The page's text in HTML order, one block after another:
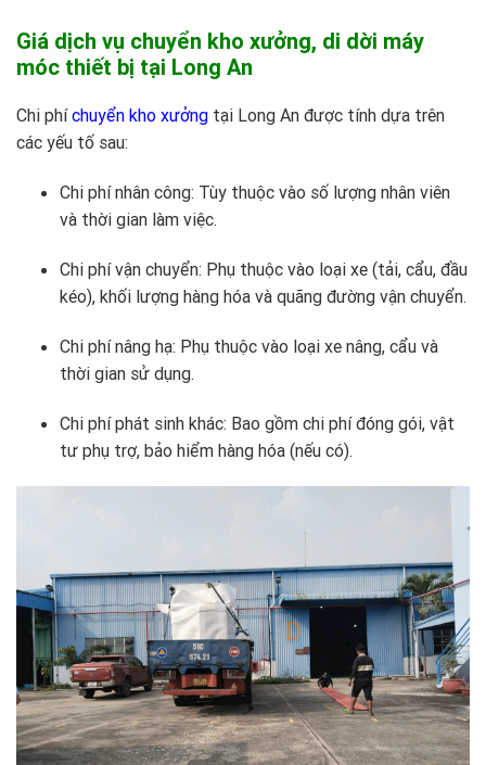
Giá dịch vụ chuyển kho xưởng, di dời máy
móc thiết bị tại Long An
Chi phíchuyển kho xưởng tại Long An được tính dựa trên
các yếu tố sau:
Chi phí nhân công: Tùy thuộc vào số lượng nhân viên
và thời gian làm việc.
Chi phí vận chuyển: Phụ thuộc vào loại xe (tải, cẩu, đầu
kéo), khối lượng hàng hóa và quãng đường vận chuyển.
Chi phí nâng hạ: Phụ thuộc vào loại xe nâng, cẩu và
thời gian sử dụng.
Chi phí phát sinh khác: Bao gồm chi phí đóng gói, vật
tư phụ trợ, bảo hiểm hàng hóa (nếu có).